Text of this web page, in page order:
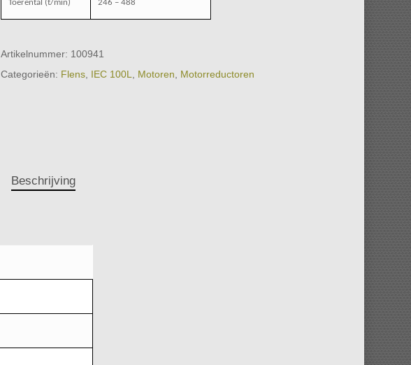
Toerental (t/min) 246 – 488
Artikelnummer: 100941
Categorieën: Flens, IEC 100L Motoren Motorreductoren
Beschrijving